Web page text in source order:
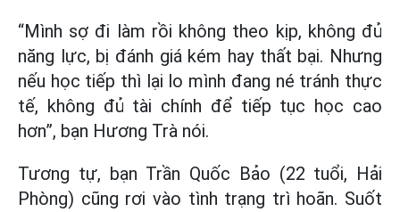
“Mình sợ đi làm rồi không theo kịp, không đủ
năng lực, bị đánh giá kém hay thất bại. Nhưng
nếu học tiếp thì lại lo mình đang né tránh thực
tế, không đủ tài chính để tiếp tục học cao
hơn”, bạn Hương Trà nói.
Tương tự, bạn Trần Quốc Bảo (22 tuổi, Hải
Phòng) cũng rơi vào tình trạng trì hoãn. Suốt